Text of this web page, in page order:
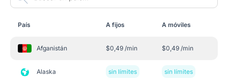
País A fijos A móviles
Afganistán $0,49 /min $0,49 /min
Alaska sin límites sin límites